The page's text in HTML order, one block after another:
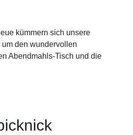
kümmern sich unsere
den wundervollen
Abendmahls-Tisch und die